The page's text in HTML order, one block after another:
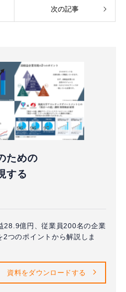
次の記事
ための
する
28.9億円、従業員200名の企業
つのポイントから解説しま
資料をダウンロードする